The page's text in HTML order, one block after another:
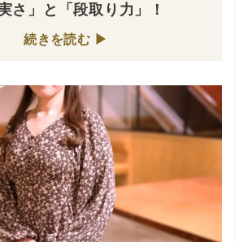
さ」と「段取り力」！
続きを読む